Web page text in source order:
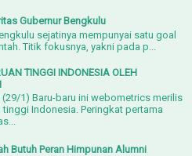
Gubernur Bengkulu
sejatinya mempunyai satu goal
Titik fokusnya, yakni pada p...
TINGGI INDONESIA OLEH
1) Baru-baru ini webometrics merilis
Indonesia. Peringkat pertama
Butuh Peran Himpunan Alumni